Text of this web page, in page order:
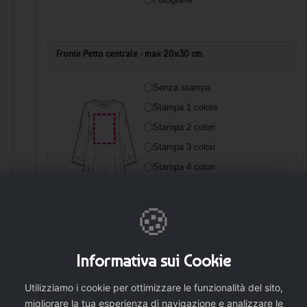
Fronte Petto centrale - max 20x30 cm.
Senza stampa
Stampa 1 colore
Stampa 2 colori
Stampa 3 colori
Stampa 4 colori
Stampa 1 colore
🍪
Informativa sui Cookie
Utilizziamo i cookie per ottimizzare le funzionalità del sito,
migliorare la tua esperienza di navigazione e analizzare le